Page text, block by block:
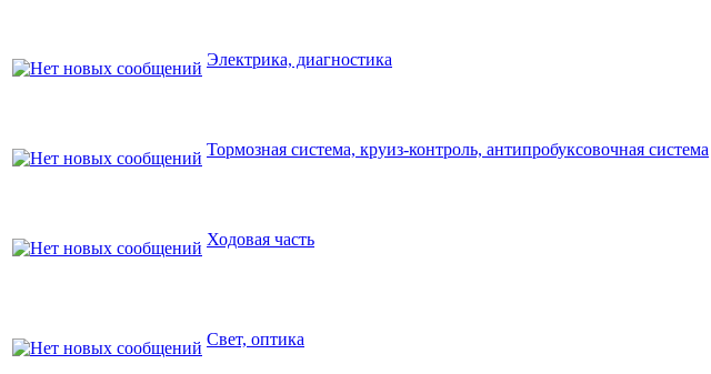
Электрика, диагностика
Тормозная система, круиз-контроль, антипробуксовочная система
Ходовая часть
Свет, оптика